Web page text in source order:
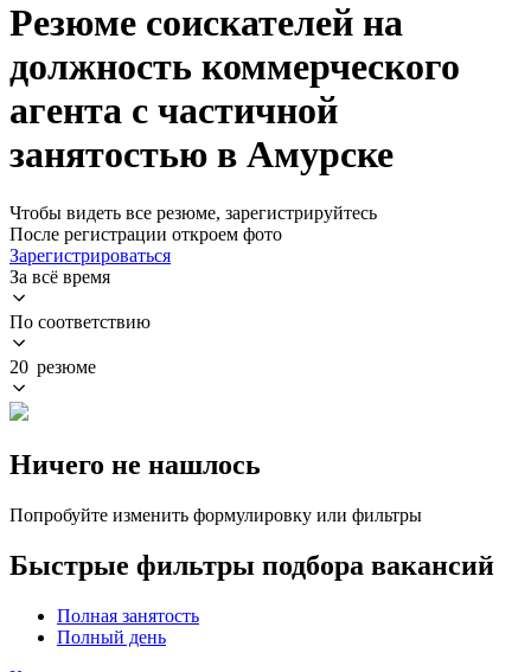
Резюме соискателей на
должность коммерческого
агента с частичной
занятостью в Амурске
Чтобы видеть все резюме, зарегистрируйтесь
После регистрации откроем фото
Зарегистрироваться
За всё время
По соответствию
20 резюме
Ничего не нашлось
Попробуйте изменить формулировку или фильтры
Быстрые фильтры подбора вакансий
Полная занятость
Полный день